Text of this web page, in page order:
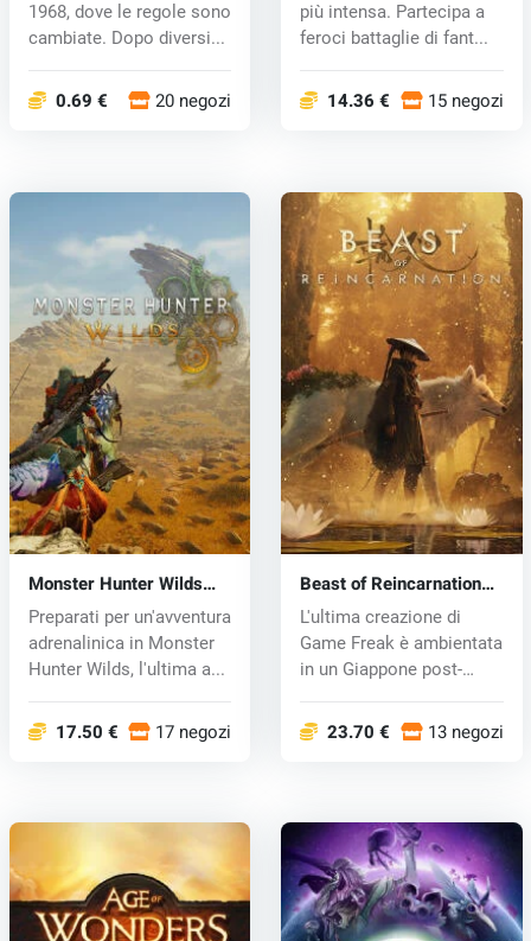
1968, dove le regole sono
cambiate. Dopo diversi...
0.69 € 20 negozi
più intensa. Partecipa a
feroci battaglie di fant...
14.36 € 15 negozi
Monster Hunter Wilds
(PC) key
Preparati per un'avventura
adrenalinica in Monster
Hunter Wilds, l'ultima a...
17.50 € 17 negozi
Beast of Reincarnation
(PC) key
L'ultima creazione di
Game Freak è ambientata
in un Giappone post-
23.70 € 13 negozi